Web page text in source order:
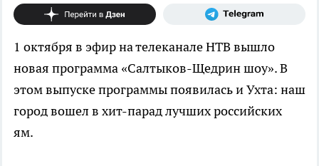
1 октября в эфир на телеканале НТВ вышло
новая программа «Салтыков-Щедрин шоу». В
этом выпуске программы появилась и Ухта: наш
город вошел в хит-парад лучших российских
ям.